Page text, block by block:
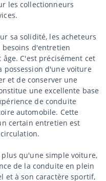
les collectionneurs
sa solidité, les acheteurs
d'entretien
C'est précisément cet
possession d'une voiture
et de conserver une
une excellente base
de conduite
automobile. Cette
certain entretien est
plus qu'une simple voiture,
de la conduite en plein
et à son caractère sportif,